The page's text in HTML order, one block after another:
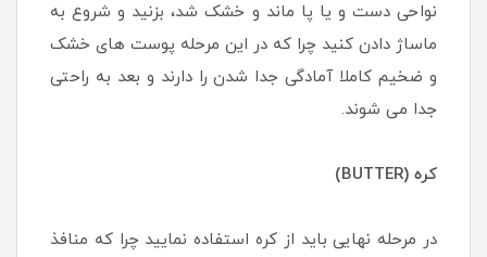
نواحی دست و یا پا ماند و خشک شد، بزنید و شروع به
ماساژ دادن کنید چرا که در این مرحله پوست های خشک
و ضخیم کاملا آمادگی جدا شدن را دارند و بعد به راحتی
جدا می شوند.
کره (BUTTER)
در مرحله نهایی باید از کره استفاده نمایید چرا که منافذ